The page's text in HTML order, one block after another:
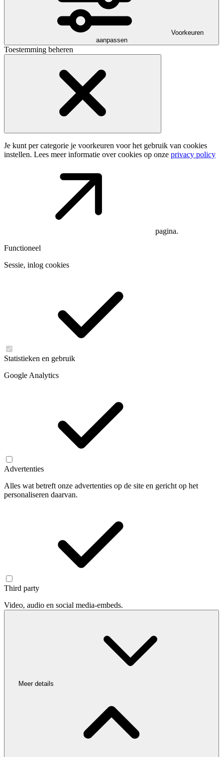
Voorkeuren
aanpassen
Toestemming beheren
Je kunt per categorie je voorkeuren voor het gebruik van cookies
instellen. Lees meer informatie over cookies op onze privacy policy
pagina.
Functioneel
Sessie, inlog cookies
Statistieken en gebruik
Google Analytics
Advertenties
Alles wat betreft onze advertenties op de site en gericht op het
personaliseren daarvan.
Third party
Video, audio en social media-embeds.
Meer details